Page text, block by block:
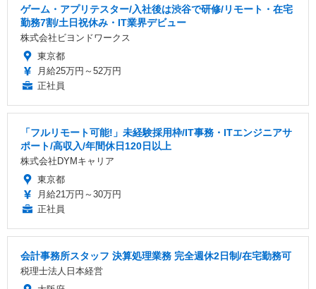
ゲーム・アプリテスター/入社後は渋谷で研修/リモート・在宅
勤務7割/土日祝休み・IT業界デビュー
株式会社ビヨンドワークス
東京都
月給25万円～52万円
正社員
「フルリモート可能!」未経験採用枠/IT事務・ITエンジニアサ
ポート/高収入/年間休日120日以上
株式会社DYMキャリア
東京都
月給21万円～30万円
正社員
会計事務所スタッフ 決算処理業務 完全週休2日制/在宅勤務可
税理士法人日本経営